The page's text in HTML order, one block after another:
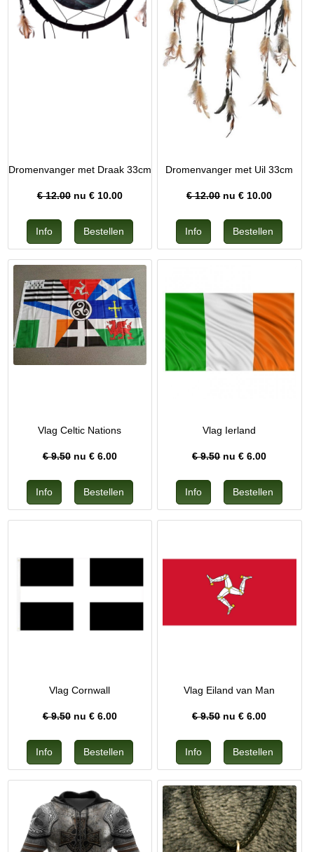
Dromenvanger met Draak 33cm
€ 12.00nu € 10.00
Dromenvanger met Uil 33cm
€ 12.00nu € 10.00
Vlag Celtic Nations
€ 9.50nu € 6.00
Vlag Ierland
€ 9.50nu €6.00
Vlag Cornwall
€ 9.50nu € 6.00
Vlag Eiland van Man
€ 9.50nu €6.00